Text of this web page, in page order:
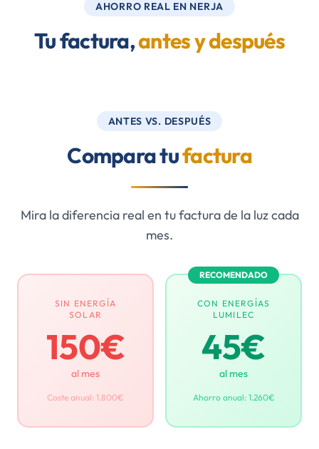
AHORRO REAL EN NERJA
Tu factura,antes y después
ANTES VS. DESPUÉS
Compara tufactura
Mira la diferencia real en tu factura de la luz cada
mes.
SIN ENERGÍA
SOLAR
150€
al mes
Coste anual: 1.800€
RECOMENDADO
CON ENERGÍAS
LUMILEC
45€
al mes
Ahorro anual: 1.260€